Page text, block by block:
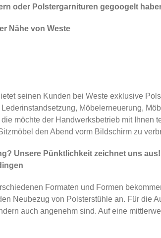
oder Polstergarnituren gegoogelt
Nähe von Weste
seinen Kunden bei Weste exklusive
Möbelerneuerung,
möchte der Handwerksbetrieb mit
den Abend vorm Bildschirm zu
Unsere Pünktlichkeit zeichnet uns
Formaten und Formen
Neubezug von Polsterstühle an. Für die
auch angenehm sind. Auf eine